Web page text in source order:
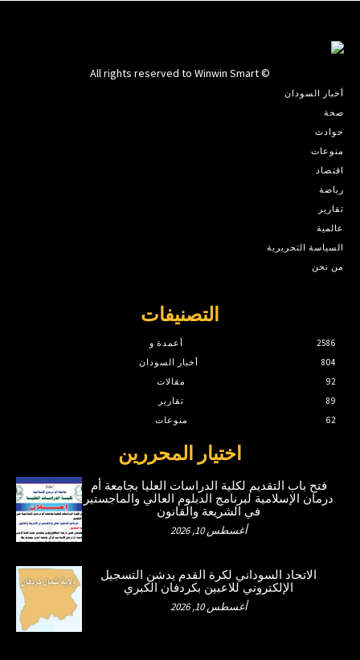
© All rights reserved to Winwin Smart
أخبار السودان
صحة
حوادث
منوعات
اقتصاد
رياضة
تقارير
عالمية
السياسة التحريرية
من نحن
التصنيفات
أعمدة و
2586
أخبار السودان
804
مقالات
92
تقارير
89
منوعات
62
اختيار المحررين
فتح باب التقديم لكلية الدراسات العليا بجامعة أم
درمان الإسلامية لبرنامج الدبلوم العالي والماجستير
في الشريعة والقانون
أغسطس 10, 2026
الاتحاد السوداني لكرة القدم يدشن التسجيل
الإلكتروني للاعبين بكردفان الكبري
أغسطس 10, 2026